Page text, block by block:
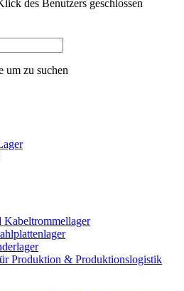
des Benutzers geschlossen
um zu suchen
Software, zur Startseite
Kabeltrommellager
Produktion & Produktionslogistik